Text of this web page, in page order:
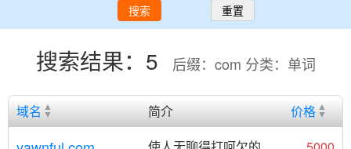
搜索 重置
搜索结果：5 后缀：com 分类：单词
域名 简介 价格